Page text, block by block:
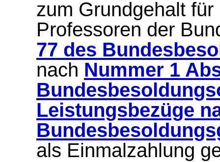
zum Grundgehalt
Professoren der
77 des
nach Nummer 1
Leistungsbezüge
als Einmalzahlung